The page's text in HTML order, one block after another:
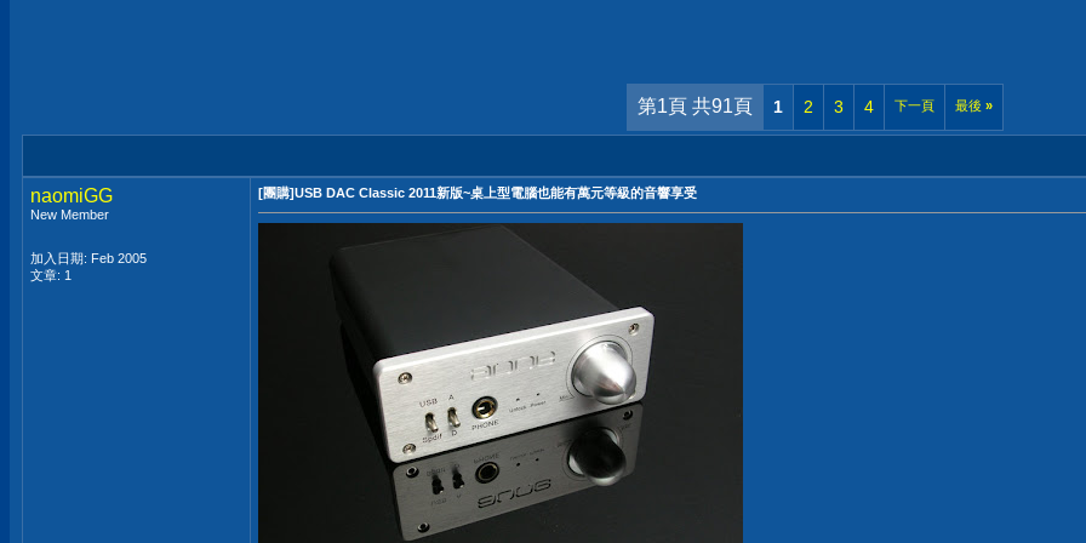
第1頁 共91頁 1 2 3 4 下一頁 最後 »
naomiGG
New Member
加入日期: Feb 2005
文章: 1
[團購]USB DAC Classic 2011新版~桌上型電腦也能有萬元等級的音響享受